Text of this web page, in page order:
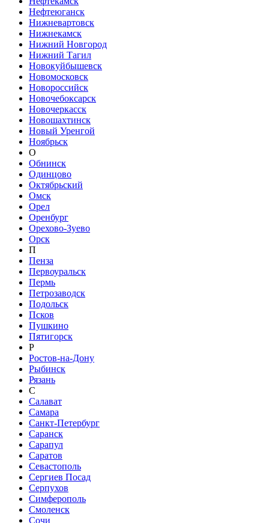
Нефтеюганск
Нижневартовск
Нижнекамск
Нижний Новгород
Нижний Тагил
Новокуйбышевск
Новомосковск
Новороссийск
Новочебоксарск
Новочеркасск
Новошахтинск
Новый Уренгой
Ноябрьск
О
Обнинск
Одинцово
Октябрьский
Омск
Орел
Оренбург
Орехово-Зуево
Орск
П
Пенза
Первоуральск
Пермь
Петрозаводск
Подольск
Псков
Пушкино
Пятигорск
Р
Ростов-на-Дону
Рыбинск
Рязань
С
Салават
Самара
Санкт-Петербург
Саранск
Сарапул
Саратов
Севастополь
Сергиев Посад
Серпухов
Симферополь
Смоленск
Сочи